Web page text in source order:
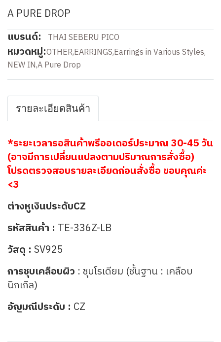
A PURE DROP
แบรนด์: THAI SEBERU PICO
หมวดหมู่:OTHER,EARRINGS,Earrings in Various Styles,
NEW IN,A Pure Drop
รายละเอียดสินค้า
*ระยะเวลารอสินค้าพรีออเดอร์ประมาณ 30-45 วัน
(อาจมีการเปลี่ยนแปลงตามปริมาณการสั่งซื้อ)
โปรดตรวจสอบรายละเอียดก่อนสั่งซื้อ ขอบคุณค่ะ
<3
ต่างหูเงินประดับCZ
รหัสสินค้า : TE-336Z-LB
วัสดุ : SV925
การชุบเคลือบผิว : ชุบโรเดียม (ชั้นฐาน : เคลือบ
นิกเกิล)
อัญมณีประดับ : CZ